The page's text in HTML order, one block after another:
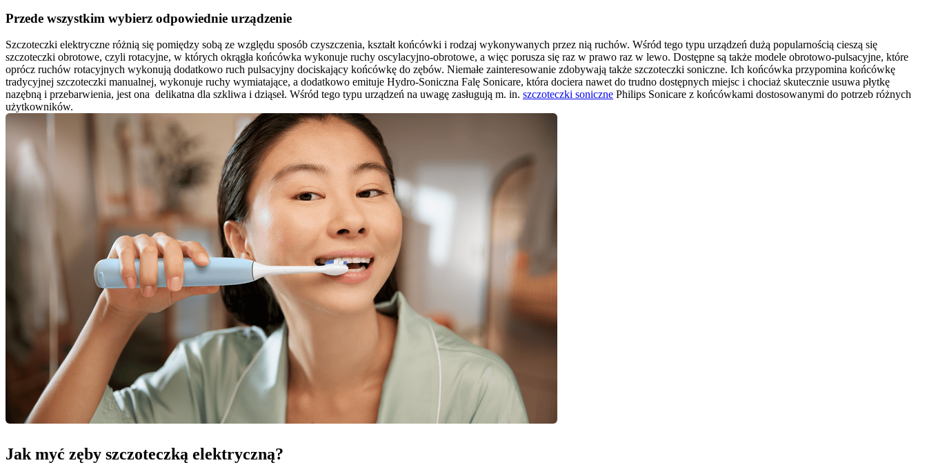
Przede wszystkim wybierz odpowiednie urządzenie
Szczoteczki elektryczne różnią się pomiędzy sobą ze względu sposób czyszczenia, kształt końcówki i rodzaj wykonywanych przez nią ruchów. Wśród tego typu urządzeń dużą popularnością cieszą się
szczoteczki obrotowe, czyli rotacyjne, w których okrągła końcówka wykonuje ruchy oscylacyjno-obrotowe, a więc porusza się raz w prawo raz w lewo. Dostępne są także modele obrotowo-pulsacyjne, które
oprócz ruchów rotacyjnych wykonują dodatkowo ruch pulsacyjny dociskający końcówkę do zębów. Niemałe zainteresowanie zdobywają także szczoteczki soniczne. Ich końcówka przypomina końcówkę
tradycyjnej szczoteczki manualnej, wykonuje ruchy wymiatające, a dodatkowo emituje Hydro-Soniczna Falę Sonicare, która dociera nawet do trudno dostępnych miejsc i chociaż skutecznie usuwa płytkę
nazębną i przebarwienia, jest ona  delikatna dla szkliwa i dziąseł. Wśród tego typu urządzeń na uwagę zasługują m. in. szczoteczki soniczne Philips Sonicare z końcówkami dostosowanymi do potrzeb różnych
użytkowników.
Jak myć zęby szczoteczką elektryczną?